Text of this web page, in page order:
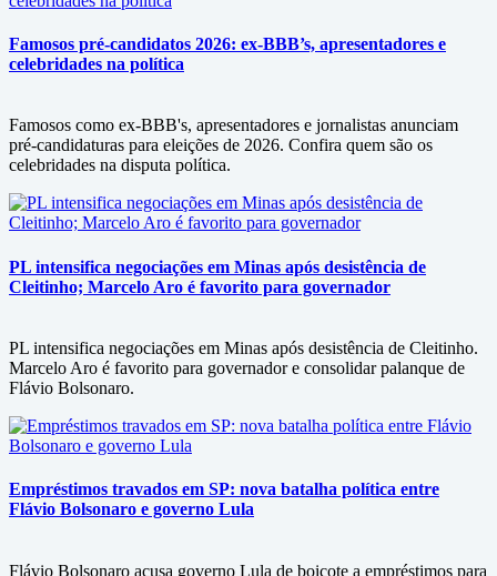
Famosos pré-candidatos 2026: ex-BBB’s, apresentadores e
celebridades na política
Famosos como ex-BBB's, apresentadores e jornalistas anunciam
pré-candidaturas para eleições de 2026. Confira quem são os
celebridades na disputa política.
PL intensifica negociações em Minas após desistência de
Cleitinho; Marcelo Aro é favorito para governador
PL intensifica negociações em Minas após desistência de Cleitinho.
Marcelo Aro é favorito para governador e consolidar palanque de
Flávio Bolsonaro.
Empréstimos travados em SP: nova batalha política entre
Flávio Bolsonaro e governo Lula
Flávio Bolsonaro acusa governo Lula de boicote a empréstimos para